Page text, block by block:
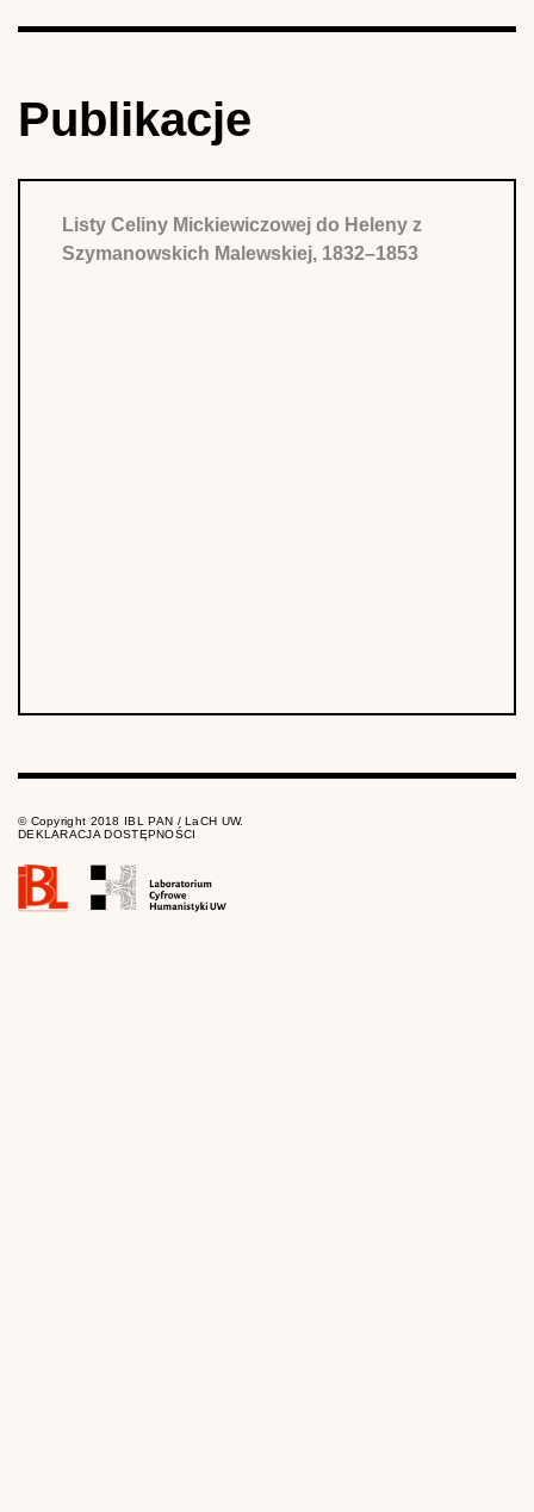
Publikacje
Listy Celiny Mickiewiczowej do Heleny z
Szymanowskich Malewskiej, 1832–1853
© Copyright 2018 IBL PAN / LaCH UW.
DEKLARACJA DOSTĘPNOŚCI